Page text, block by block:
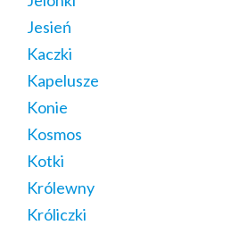
Jesień
Kaczki
Kapelusze
Konie
Kosmos
Kotki
Królewny
Króliczki